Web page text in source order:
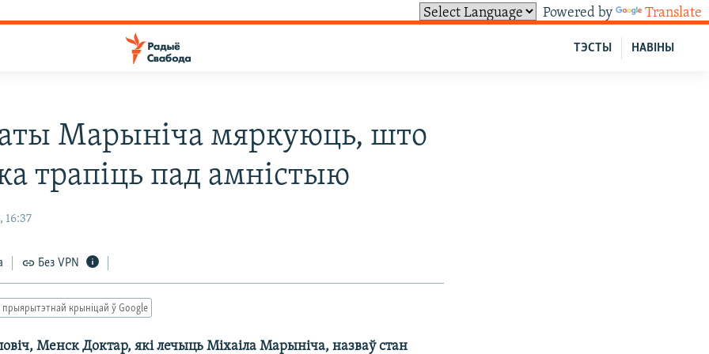
Powered by Translate
НАВІНЫ
ТЭСТЫ
Марыніча мяркуюць, што
трапіць пад амністыю
16:37
Без VPN
прыярытэтнай крыніцай ў Google
Менск Доктар, які лечыць Міхаіла Марыніча, назваў стан